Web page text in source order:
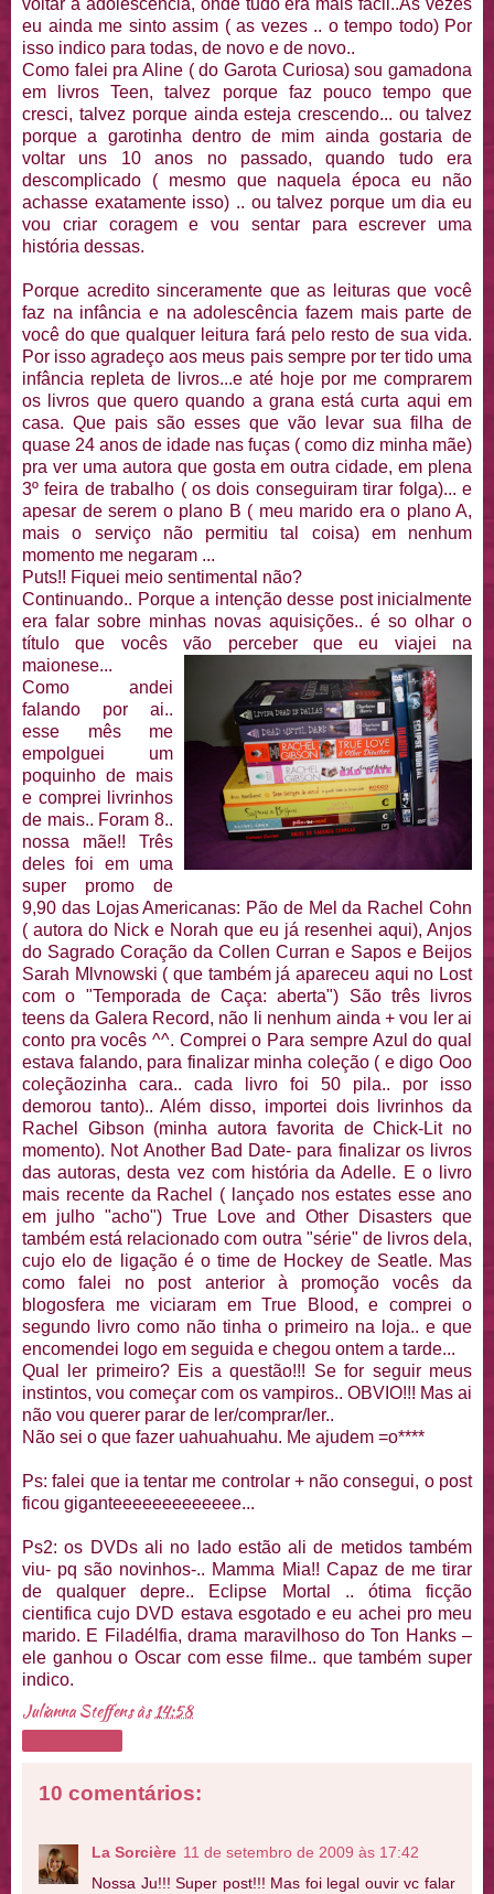
voltar a adolescência, onde tudo era mais fácil..As vezes
eu ainda me sinto assim ( as vezes .. o tempo todo) Por
isso indico para todas, de novo e de novo..
Como falei pra Aline ( do Garota Curiosa) sou gamadona
em livros Teen, talvez porque faz pouco tempo que
cresci, talvez porque ainda esteja crescendo... ou talvez
porque a garotinha dentro de mim ainda gostaria de
voltar uns 10 anos no passado, quando tudo era
descomplicado ( mesmo que naquela época eu não
achasse exatamente isso) .. ou talvez porque um dia eu
vou criar coragem e vou sentar para escrever uma
história dessas.
Porque acredito sinceramente que as leituras que você
faz na infância e na adolescência fazem mais parte de
você do que qualquer leitura fará pelo resto de sua vida.
Por isso agradeço aos meus pais sempre por ter tido uma
infância repleta de livros...e até hoje por me comprarem
os livros que quero quando a grana está curta aqui em
casa. Que pais são esses que vão levar sua filha de
quase 24 anos de idade nas fuças ( como diz minha mãe)
pra ver uma autora que gosta em outra cidade, em plena
3º feira de trabalho ( os dois conseguiram tirar folga)... e
apesar de serem o plano B ( meu marido era o plano A,
mais o serviço não permitiu tal coisa) em nenhum
momento me negaram ...
Puts!! Fiquei meio sentimental não?
Continuando.. Porque a intenção desse post inicialmente
era falar sobre minhas novas aquisições.. é so olhar o
título que vocês vão perceber que eu viajei na
maionese...
Como andei
falando por ai..
esse mês me
empolguei um
poquinho de mais
e comprei livrinhos
de mais.. Foram 8..
nossa mãe!! Três
deles foi em uma
super promo de
9,90 das Lojas Americanas: Pão de Mel da Rachel Cohn
( autora do Nick e Norah que eu já resenhei aqui), Anjos
do Sagrado Coração da Collen Curran e Sapos e Beijos
Sarah Mlvnowski ( que também já apareceu aqui no Lost
com o "Temporada de Caça: aberta") São três livros
teens da Galera Record, não li nenhum ainda + vou ler ai
conto pra vocês ^^. Comprei o Para sempre Azul do qual
estava falando, para finalizar minha coleção ( e digo Ooo
coleçãozinha cara.. cada livro foi 50 pila.. por isso
demorou tanto).. Além disso, importei dois livrinhos da
Rachel Gibson (minha autora favorita de Chick-Lit no
momento). Not Another Bad Date- para finalizar os livros
das autoras, desta vez com história da Adelle. E o livro
mais recente da Rachel ( lançado nos estates esse ano
em julho "acho") True Love and Other Disasters que
também está relacionado com outra "série" de livros dela,
cujo elo de ligação é o time de Hockey de Seatle. Mas
como falei no post anterior à promoção vocês da
blogosfera me viciaram em True Blood, e comprei o
segundo livro como não tinha o primeiro na loja.. e que
encomendei logo em seguida e chegou ontem a tarde...
Qual ler primeiro? Eis a questão!!! Se for seguir meus
instintos, vou começar com os vampiros.. OBVIO!!! Mas ai
não vou querer parar de ler/comprar/ler..
Não sei o que fazer uahuahuahu. Me ajudem =o****
Ps: falei que ia tentar me controlar + não consegui, o post
ficou giganteeeeeeeeeeeee...
Ps2: os DVDs ali no lado estão ali de metidos também
viu- pq são novinhos-.. Mamma Mia!! Capaz de me tirar
de qualquer depre.. Eclipse Mortal .. ótima ficção
cientifica cujo DVD estava esgotado e eu achei pro meu
marido. E Filadélfia, drama maravilhoso do Ton Hanks –
ele ganhou o Oscar com esse filme.. que também super
indico.
Julianna Steffensàs 14:58
10 comentários:
La Sorcière 11 de setembro de 2009 às 17:42
Nossa Ju!!! Super post!!! Mas foi legal ouvir vc falar